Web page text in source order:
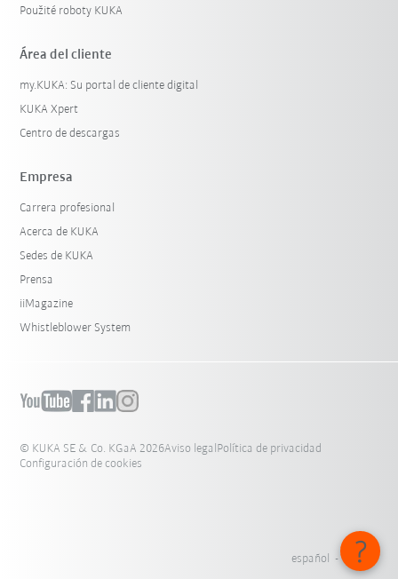
Použité roboty KUKA
Área del cliente
my.KUKA: Su portal de cliente digital
KUKA Xpert
Centro de descargas
Empresa
Carrera profesional
Acerca de KUKA
Sedes de KUKA
Prensa
iiMagazine
Whistleblower System
© KUKA SE & Co. KGaA 2026Aviso legalPolítica de privacidad
Configuración de cookies
español - México